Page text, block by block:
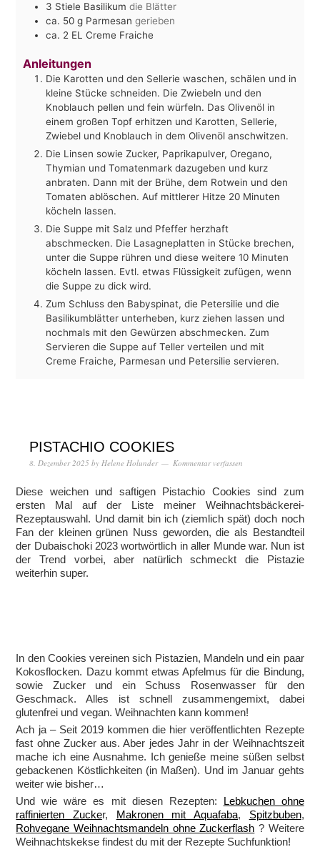
3 Stiele Basilikum die Blätter
ca. 50 g Parmesan gerieben
ca. 2 EL Creme Fraiche
Anleitungen
Die Karotten und den Sellerie waschen, schälen und in
kleine Stücke schneiden. Die Zwiebeln und den
Knoblauch pellen und fein würfeln. Das Olivenöl in
einem großen Topf erhitzen und Karotten, Sellerie,
Zwiebel und Knoblauch in dem Olivenöl anschwitzen.
Die Linsen sowie Zucker, Paprikapulver, Oregano,
Thymian und Tomatenmark dazugeben und kurz
anbraten. Dann mit der Brühe, dem Rotwein und den
Tomaten ablöschen. Auf mittlerer Hitze 20 Minuten
köcheln lassen.
Die Suppe mit Salz und Pfeffer herzhaft
abschmecken. Die Lasagneplatten in Stücke brechen,
unter die Suppe rühren und diese weitere 10 Minuten
köcheln lassen. Evtl. etwas Flüssigkeit zufügen, wenn
die Suppe zu dick wird.
Zum Schluss den Babyspinat, die Petersilie und die
Basilikumblätter unterheben, kurz ziehen lassen und
nochmals mit den Gewürzen abschmecken. Zum
Servieren die Suppe auf Teller verteilen und mit
Creme Fraiche, Parmesan und Petersilie servieren.
PISTACHIO COOKIES
8. Dezember 2025 by Helene Holunder Kommentar verfassen
Diese weichen und saftigen Pistachio Cookies sind zum
ersten Mal auf der Liste meiner Weihnachtsbäckerei-
Rezeptauswahl. Und damit bin ich (ziemlich spät) doch noch
Fan der kleinen grünen Nuss geworden, die als Bestandteil
der Dubaischoki 2023 wortwörtlich in aller Munde war. Nun ist
der Trend vorbei, aber natürlich schmeckt die Pistazie
weiterhin super.
In den Cookies vereinen sich Pistazien, Mandeln und ein paar
Kokosflocken. Dazu kommt etwas Apfelmus für die Bindung,
sowie Zucker und ein Schuss Rosenwasser für den
Geschmack. Alles ist schnell zusammengemixt, dabei
glutenfrei und vegan. Weihnachten kann kommen!
Ach ja – Seit 2019 kommen die hier veröffentlichten Rezepte
fast ohne Zucker aus. Aber jedes Jahr in der Weihnachtszeit
mache ich eine Ausnahme. Ich genieße meine süßen selbst
gebackenen Köstlichkeiten (in Maßen). Und im Januar gehts
weiter wie bisher…
Und wie wäre es mit diesen Rezepten: Lebkuchen ohne
raffinierten Zucker, Makronen mit Aquafaba, Spitzbuben,
Rohvegane Weihnachtsmandeln ohne Zuckerflash ? Weitere
Weihnachtskekse findest du mit der Rezepte Suchfunktion!